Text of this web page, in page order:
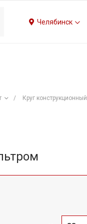
Челябинск
/ Круг конструкционный